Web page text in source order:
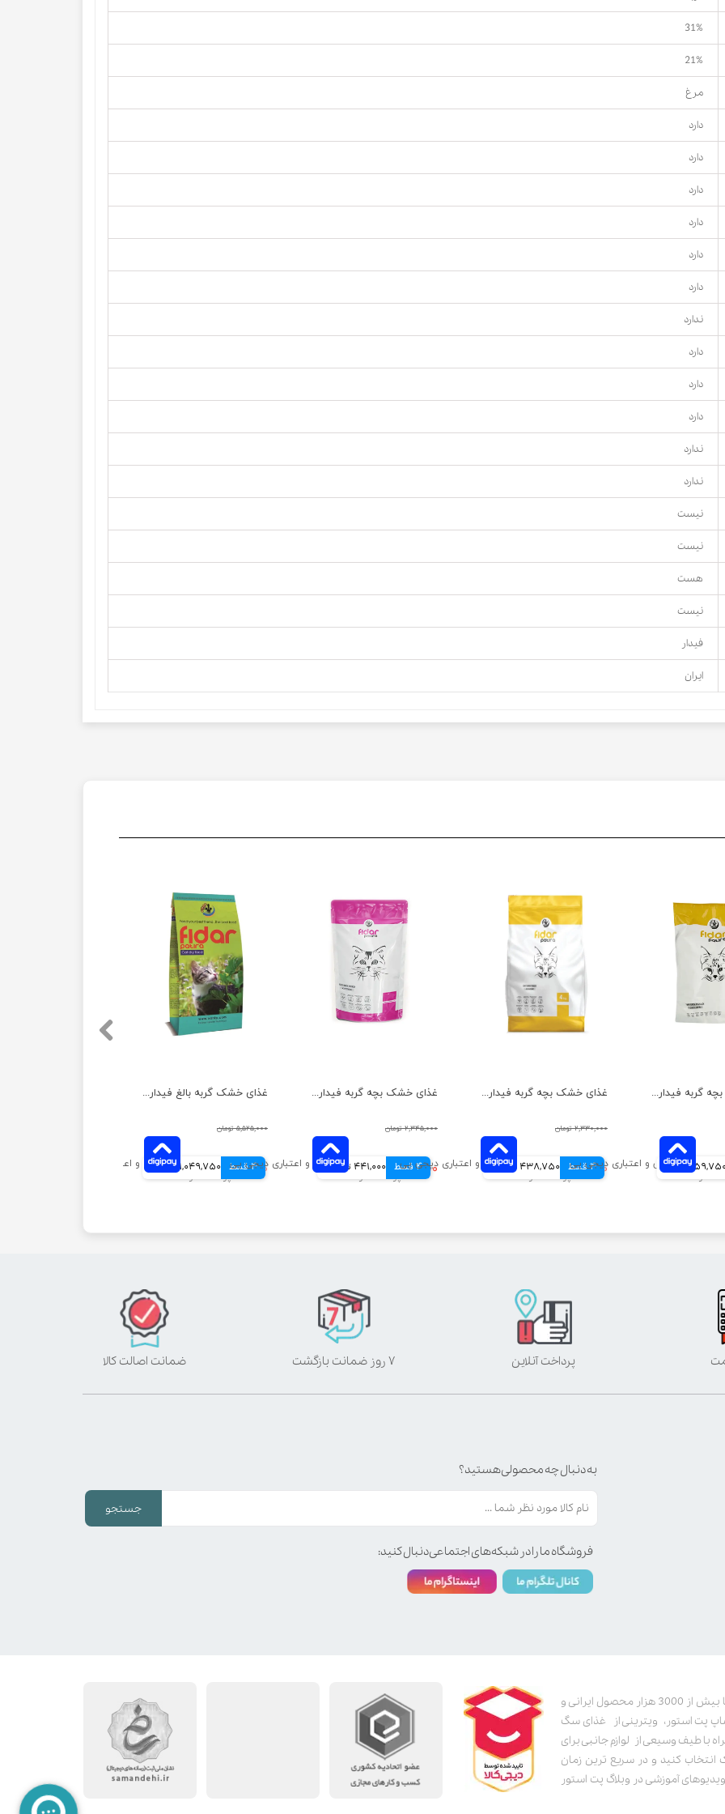
31%
21%
مرغ
دارد
دارد
دارد
دارد
دارد
دارد
ندارد
دارد
دارد
دارد
ندارد
ندارد
نیست
نیست
هست
نیست
فیدار
ایران
غذای خشک گربه بالغ فیدار وزن 10 کیلوگرم
۵,۵۲۵,۰۰۰ تومان
۴,۱۹۹,۰۰۰ تومان
4 قسط 1,049,750 تومانی
غذای خشک بچه گربه فیدار وزن 4 کیلوگرم
۲,۳۴۵,۰۰۰ تومان
۱,۷۶۴,۰۰۰ تومان
4 قسط 441,000 تومانی
غذای خشک بچه گربه فیدار مدل جونیور وزن 4 کیلوگرم
۲,۳۳۰,۰۰۰ تومان
۱,۷۵۵,۰۰۰ تومان
4 قسط 438,750 تومانی
غذای خشک بچه گربه فیدار مدل جونیور وزن 500 گرم
تومانی
پت استور به عنوان یکی از قدیمی‌ترین پت شاپ های اینترنتی با بیش از 3000 هزار محصول ایرانی و
پت استور، ویترینی از غذای سگ
با طیف وسیعی از لوازم جانبی برای
انتخاب کنید و در سریع ترین زمان
آموزشی در وبلاگ پت استور
پرداخت آنلاین ۷ روز ضمانت بازگشت ضمانت اصالت کالا
به دنبال چه محصولی هستید؟
جستجو
فروشگاه ما را در شبکه‌های اجتماعی دنبال کنید: